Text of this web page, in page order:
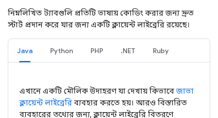
নিম্নলিখিত ট্যাবগুলি প্রতিটি ভাষায় কোডিং করার জন্য দ্রুত
স্টার্ট প্রদান করে যার জন্য একটি ক্লায়েন্ট লাইব্রেরি রয়েছে।
Java Python PHP .NET Ruby
এখানে একটি মৌলিক উদাহরণ যা দেখায় কিভাবেজাভা
ক্লায়েন্ট লাইব্রেরি ব্যবহার করতে হয়। আরও বিস্তারিত
ব্যবহারের তথ্যের জন্য, ক্লায়েন্ট লাইব্রেরি বিতরণে